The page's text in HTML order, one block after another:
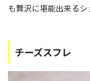
も贅沢に堪能出来る
チーズスフレ